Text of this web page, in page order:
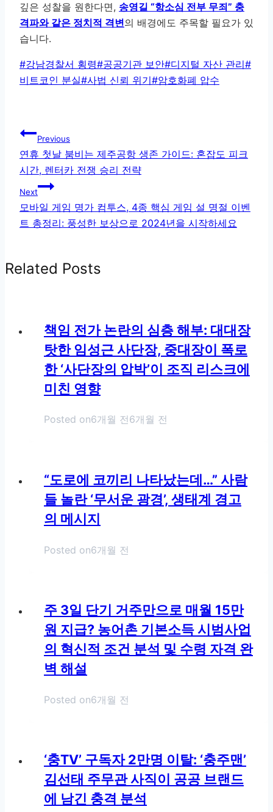
깊은 성찰을 원한다면, 송영길 “항소심 전부 무죄” 충
격파와 같은 정치적 격변의 배경에도 주목할 필요가 있
습니다.
Post
Tags:
#강남경찰서 횡령#공공기관 보안#디지털 자산 관리#
비트코인 분실#사법 신뢰 위기#암호화폐 압수
글
탐
색
Previous
연휴 첫날 붐비는 제주공항 생존 가이드: 혼잡도 피크
시간, 렌터카 전쟁 승리 전략
Next
모바일 게임 명가 컴투스, 4종 핵심 게임 설 명절 이벤
트 총정리: 풍성한 보상으로 2024년을 시작하세요
Related Posts
책임 전가 논란의 심층 해부: 대대장
탓한 임성근 사단장, 중대장이 폭로
한 ‘사단장의 압박’이 조직 리스크에
미친 영향
Posted on6개월 전6개월 전
“도로에 코끼리 나타났는데…” 사람
들 놀란 ‘무서운 광경’, 생태계 경고
의 메시지
Posted on6개월 전
주 3일 단기 거주만으로 매월 15만
원 지급? 농어촌 기본소득 시범사업
의 혁신적 조건 분석 및 수령 자격 완
벽 해설
Posted on6개월 전
‘충TV’ 구독자 2만명 이탈: ‘충주맨’
김선태 주무관 사직이 공공 브랜드
에 남긴 충격 분석